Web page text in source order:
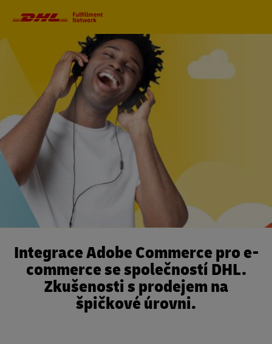
Integrace Adobe Commerce pro e-
commerce se společností DHL.
Zkušenosti s prodejem na
špičkové úrovni.